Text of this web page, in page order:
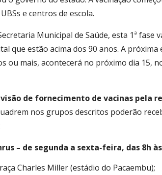
e centros de escola.
Municipal de Saúde, esta 1ª fase
que estão acima dos 90 anos. A
ou mais, acontecerá no próximo dia 15,
de fornecimento de vacinas pela
nos grupos descritos poderão
– de segunda a sexta-feira, das 8h
Charles Miller (estádio do Pacaembu);